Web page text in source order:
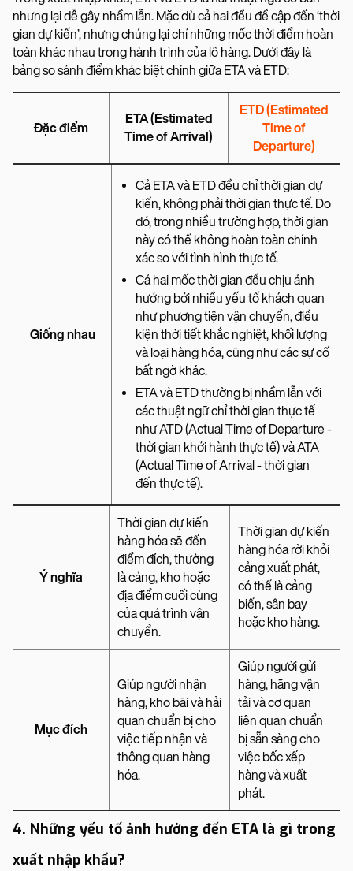
nhưng lại dễ gây nhầm lẫn. Mặc dù cả hai đều đề cập đến ‘thời
gian dự kiến’, nhưng chúng lại chỉ những mốc thời điểm hoàn
toàn khác nhau trong hành trình của lô hàng. Dưới đây là
bảng so sánh điểm khác biệt chính giữa ETA và ETD:
Đặc điểm
ETA (Estimated
Time of Arrival)
ETD (Estimated
Time of
Departure)
Giống nhau
Cả ETA và ETD đều chỉ thời gian dự
kiến, không phải thời gian thực tế. Do
đó, trong nhiều trường hợp, thời gian
này có thể không hoàn toàn chính
xác so với tình hình thực tế.
Cả hai mốc thời gian đều chịu ảnh
hưởng bởi nhiều yếu tố khách quan
như phương tiện vận chuyển, điều
kiện thời tiết khắc nghiệt, khối lượng
và loại hàng hóa, cũng như các sự cố
bất ngờ khác.
ETA và ETD thường bị nhầm lẫn với
các thuật ngữ chỉ thời gian thực tế
như ATD (Actual Time of Departure -
thời gian khởi hành thực tế) và ATA
(Actual Time of Arrival - thời gian
đến thực tế).
Ý nghĩa
Thời gian dự kiến
hàng hóa sẽ đến
điểm đích, thường
là cảng, kho hoặc
địa điểm cuối cùng
của quá trình vận
chuyển.
Thời gian dự kiến
hàng hóa rời khỏi
cảng xuất phát,
có thể là cảng
biển, sân bay
hoặc kho hàng.
Mục đích
Giúp người nhận
hàng, kho bãi và hải
quan chuẩn bị cho
việc tiếp nhận và
thông quan hàng
hóa.
Giúp người gửi
hàng, hãng vận
tải và cơ quan
liên quan chuẩn
bị sẵn sàng cho
việc bốc xếp
hàng và xuất
phát.
4. Những yếu tố ảnh hưởng đến ETA là gì trong
xuất nhập khẩu?